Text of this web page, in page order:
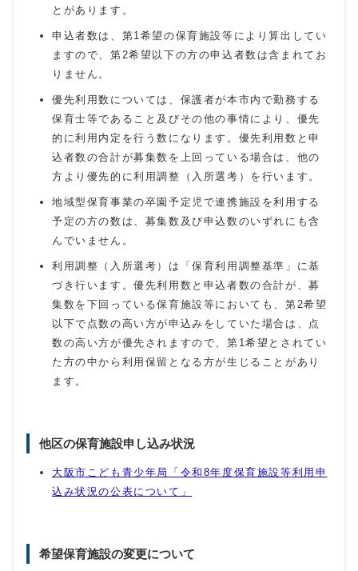
とがあります。
申込者数は、第1希望の保育施設等により算出してい
ますので、第2希望以下の方の申込者数は含まれてお
りません。
優先利用数については、保護者が本市内で勤務する
保育士等であること及びその他の事情により、優先
的に利用内定を行う数になります。優先利用数と申
込者数の合計が募集数を上回っている場合は、他の
方より優先的に利用調整（入所選考）を行います。
地域型保育事業の卒園予定児で連携施設を利用する
予定の方の数は、募集数及び申込数のいずれにも含
んでいません。
利用調整（入所選考）は「保育利用調整基準」に基
づき行います。優先利用数と申込者数の合計が、募
集数を下回っている保育施設等においても、第2希望
以下で点数の高い方が申込みをしていた場合は、点
数の高い方が優先されますので、第1希望とされてい
た方の中から利用保留となる方が生じることがあり
ます。
他区の保育施設申し込み状況
大阪市こども青少年局「令和8年度保育施設等利用申
込み状況の公表について」
希望保育施設の変更について